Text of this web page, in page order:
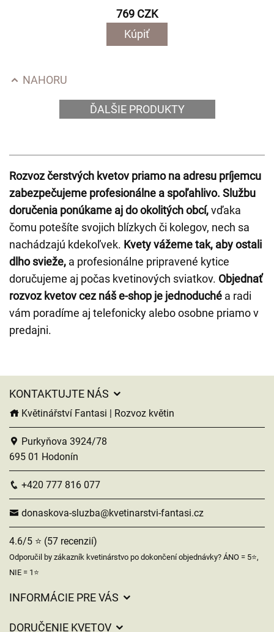
769 CZK
Kúpiť
NAHORU
ĎALŠIE PRODUKTY
Rozvoz čerstvých kvetov priamo na adresu príjemcu
zabezpečujeme profesionálne a spoľahlivo. Službu
doručenia ponúkame aj do okolitých obcí,vďaka
čomu potešíte svojich blízkych či kolegov, nech sa
nachádzajú kdekoľvek. Kvety vážeme tak, aby ostali
dlho svieže, a profesionálne pripravené kytice
doručujeme aj počas kvetinových sviatkov. Objednať
rozvoz kvetov cez náš e-shop je jednoduché a radi
vám poradíme aj telefonicky alebo osobne priamo v
predajni.
KONTAKTUJTE NÁS
Květinářství Fantasi | Rozvoz květin
Purkyňova 3924/78
695 01 Hodonín
+420 777 816 077
donaskova-sluzba@kvetinarstvi-fantasi.cz
4.6/5 ⭐ (57 recenzií)
Odporučil by zákazník kvetinárstvo po dokončení objednávky? ÁNO = 5⭐,
NIE = 1⭐
INFORMÁCIE PRE VÁS
DORUČENIE KVETOV